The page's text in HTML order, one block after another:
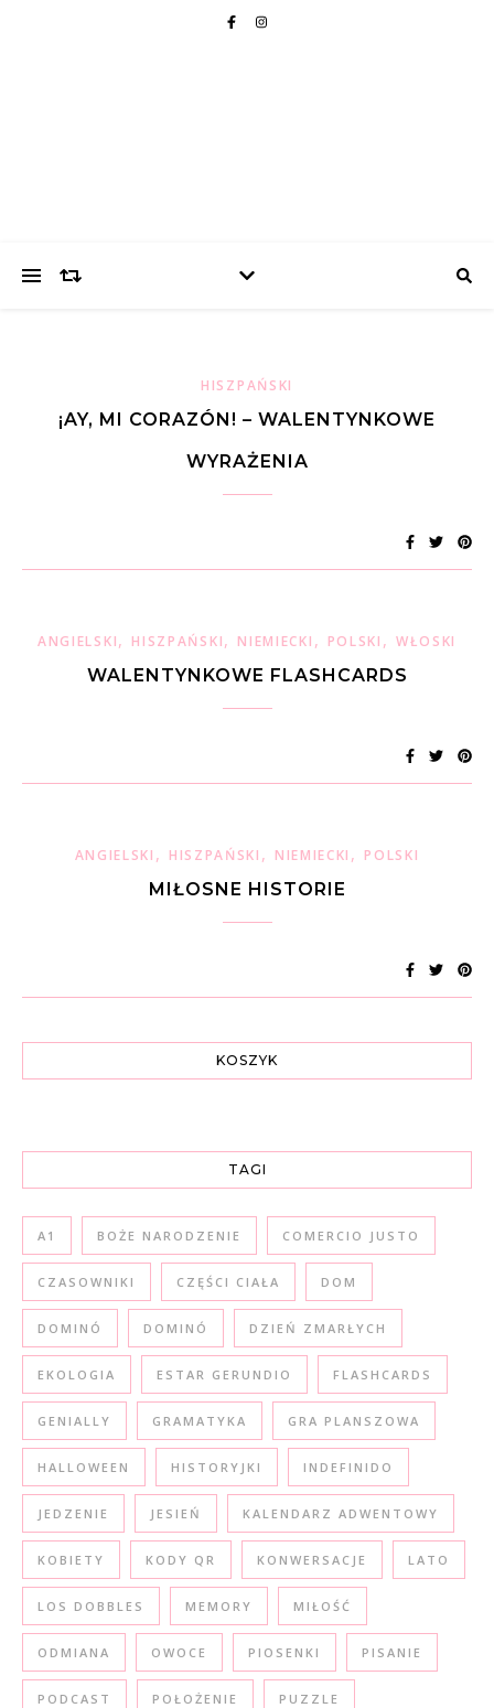
HISZPAŃSKI
¡AY, MI CORAZÓN! – WALENTYNKOWE
WYRAŻENIA
ANGIELSKI, HISZPAŃSKI, NIEMIECKI , POLSKI , WŁOSKI
WALENTYNKOWE FLASHCARDS
ANGIELSKI , HISZPAŃSKI , NIEMIECKI , POLSKI
MIŁOSNE HISTORIE
KOSZYK
TAGI
A1 BOŻE NARODZENIE COMERCIO JUSTO
CZASOWNIKI CZĘŚCI CIAŁA DOM
DOMINÓ DOMINÓ DZIEŃ ZMARŁYCH
EKOLOGIA ESTAR GERUNDIO FLASHCARDS
GENIALLY GRAMATYKA GRA PLANSZOWA
HALLOWEEN HISTORYJKI INDEFINIDO
JEDZENIE JESIEŃ KALENDARZ ADWENTOWY
KOBIETY KODY QR KONWERSACJE LATO
LOS DOBBLES MEMORY MIŁOŚĆ
ODMIANA OWOCE PIOSENKI PISANIE
PODCAST POŁOŻENIE PUZZLE